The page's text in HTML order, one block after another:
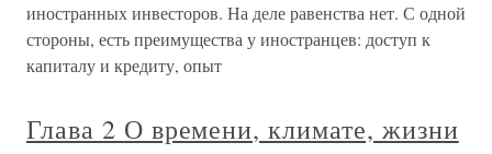
иностранных инвесторов. На деле равенства нет. С одной
стороны, есть преимущества у иностранцев: доступ к
капиталу и кредиту, опыт
Глава 2 О времени, климате, жизни